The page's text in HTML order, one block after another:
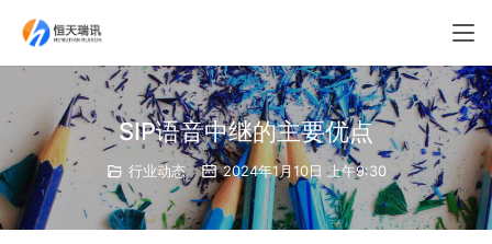
SIP语音中继的主要优点
行业动态 2024年1月10日 上午9:30